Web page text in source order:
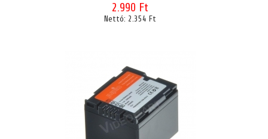
2.990 Ft
Nettó: 2.354 Ft